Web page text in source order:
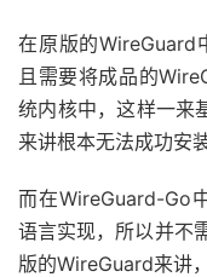
在原版的
且需要将成品的
统内核中，这样一来
来讲根本无法成功安
而在WireGuard-Go
语言实现，所以并不
版的WireGuard来讲